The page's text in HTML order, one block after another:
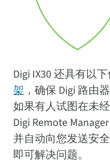
Digi IX30 还具有以
架 ，确保 Digi 路由
如果有人试图在未
Digi Remote
并自动向您发送安
即可解决问题。